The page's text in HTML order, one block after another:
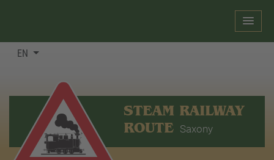
EN
STEAM RAILWAY
ROUTE Saxony